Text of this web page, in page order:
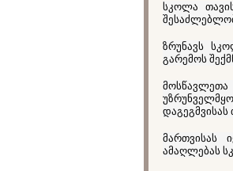
სკოლა
ზრუნავს
გარემოს
მართვისას
ამაღლებას